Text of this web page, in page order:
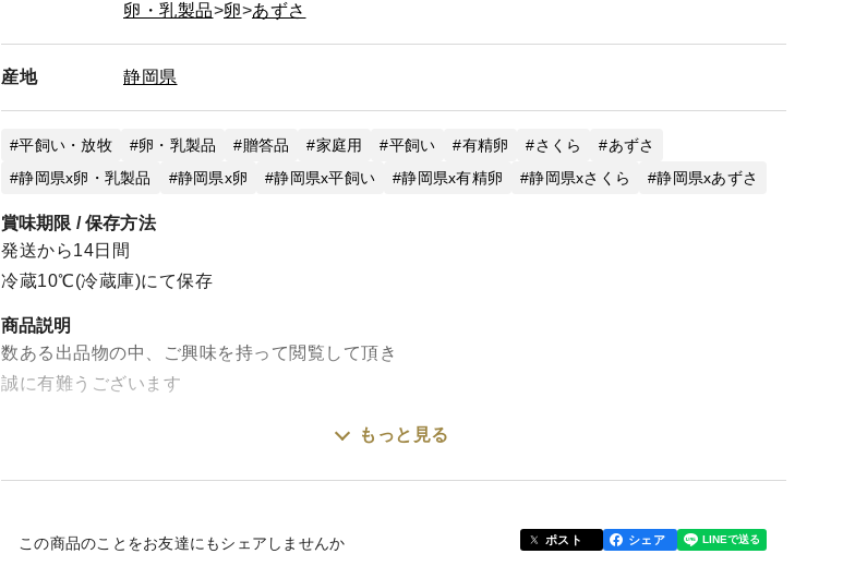
卵・乳製品
卵 あずさ
産地 静岡県
平飼い・放牧 卵・乳製品 贈答品 家庭用 平飼い 有精卵 さくら
あずさ
静岡県x卵・乳製品
静岡県x卵 静岡県x平飼い 静岡県x有精卵 静岡県xさくら 静岡県xあずさ
賞味期限 / 保存方法
発送から14日間
冷蔵10℃(冷蔵庫)にて保存
商品説明
数ある出品物の中、ご興味を持って閲覧して頂き
誠に有難うございます
のびのび青空飼育にて養鶏を営んでいる
もっと見る
この商品のことをお友達にもシェアしませんか ポスト シェア